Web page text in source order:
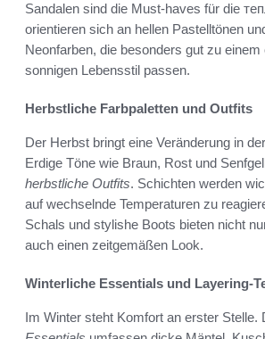
Sandalen sind die Must-haves für die
orientieren sich an hellen Pastelltönen
Neonfarben, die besonders gut zu einem
sonnigen Lebensstil passen.
Herbstliche Farbpaletten und Outfits
Der Herbst bringt eine Veränderung in
Erdige Töne wie Braun, Rost und
herbstliche Outfits. Schichten werden
auf wechselnde Temperaturen zu
Schals und stylishe Boots bieten nicht
auch einen zeitgemäßen Look.
Winterliche Essentials und Layering-
Im Winter steht Komfort an erster Stelle.